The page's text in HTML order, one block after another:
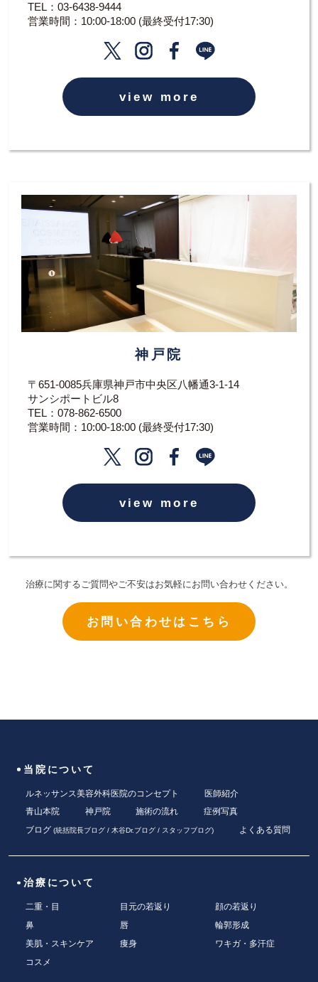
TEL： 03-6438-9444
営業時間：10:00-18:00 (最終受付17:30)
view more
神戸院
〒651-0085兵庫県神戸市中央区八幡通3-1-14
サンシポートビル8
TEL： 078-862-6500
営業時間：10:00-18:00 (最終受付17:30)
view more
治療に関するご質問やご不安はお気軽にお問い合わせください。
お問い合わせはこちら
当院について
ルネッサンス美容外科医院のコンセプト
医師紹介
青山本院
神戸院 施術の流れ
症例写真
ブログ (統括院長ブログ/ 木谷Dr.ブログ/ スタッフブログ) よくある質問
治療について
二重・目 目元の若返り
顔の若返り
鼻
唇
輪郭形成
美肌・スキンケア
痩身
ワキガ・多汗症
コスメ